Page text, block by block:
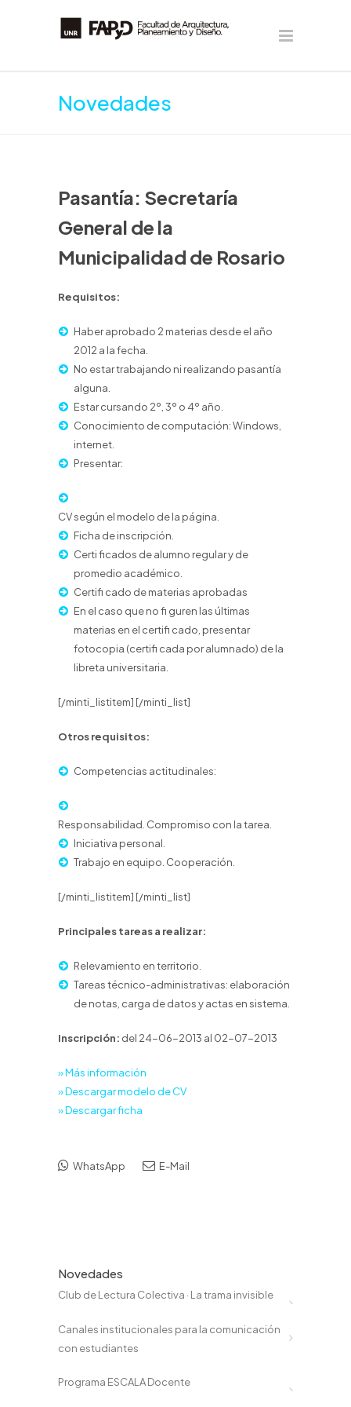
Novedades
Pasantía: Secretaría
General de la
Municipalidad de Rosario
Requisitos:
Haber aprobado 2 materias desde el año
2012 a la fecha.
No estar trabajando ni realizando pasantía
alguna.
Estar cursando 2º, 3º o 4º año.
Conocimiento de computación: Windows,
internet.
Presentar:
CV según el modelo de la página.
Ficha de inscripción.
Certi ficados de alumno regular y de
promedio académico.
Certifi cado de materias aprobadas
En el caso que no fi guren las últimas
materias en el certifi cado, presentar
fotocopia (certifi cada por alumnado) de la
libreta universitaria.
[/minti_listitem] [/minti_list]
Otros requisitos:
Competencias actitudinales:
Responsabilidad. Compromiso con la tarea.
Iniciativa personal.
Trabajo en equipo. Cooperación.
[/minti_listitem] [/minti_list]
Principales tareas a realizar:
Relevamiento en territorio.
Tareas técnico-administrativas: elaboración
de notas, carga de datos y actas en sistema.
Inscripción: del 24-06-2013 al 02-07-2013
» Más información
» Descargar modelo de CV
» Descargar ficha
WhatsApp E-Mail
Novedades
Club de Lectura Colectiva · La trama invisible
Canales institucionales para la comunicación
con estudiantes
Programa ESCALA Docente